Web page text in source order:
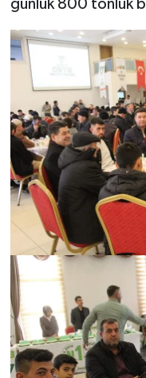
günlük 800 tonluk